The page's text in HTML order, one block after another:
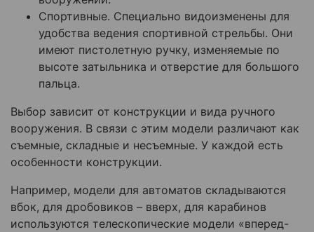
Спортивные. Специально видоизменены для
удобства ведения спортивной стрельбы. Они
имеют пистолетную ручку, изменяемые по
высоте затыльника и отверстие для большого
пальца.
Выбор зависит от конструкции и вида ручного
вооружения. В связи с этим модели различают как
съемные, складные и несъемные. У каждой есть
особенности конструкции.
Например, модели для автоматов складываются
вбок, для дробовиков – вверх, для карабинов
используются телескопические модели «вперед-